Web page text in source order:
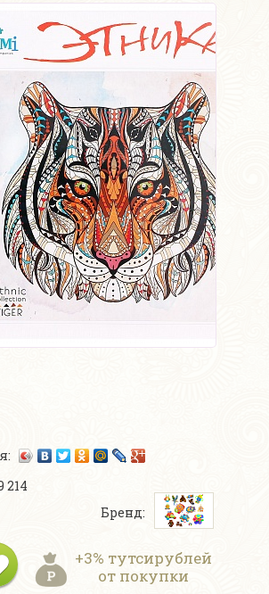
214
Бренд:
+3% тутсирублей
от покупки